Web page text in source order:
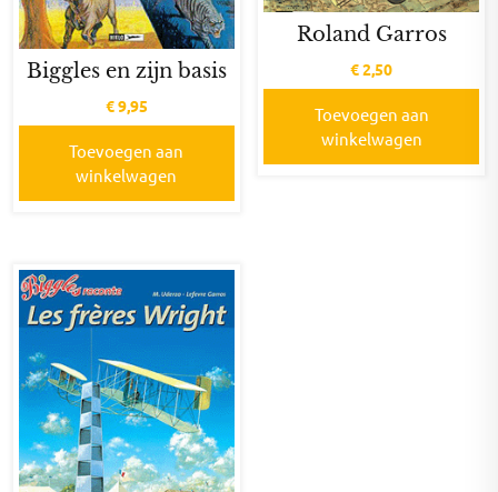
Biggles en zijn basis
€9,95
Toevoegen aan
winkelwagen
Roland Garros
€2,50
Toevoegen aan
winkelwagen